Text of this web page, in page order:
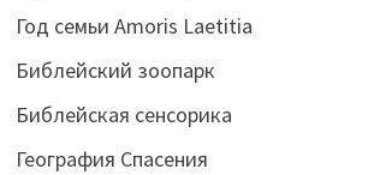
Год семьи Amoris Laetitia
Библейский зоопарк
Библейская сенсорика
География Спасения